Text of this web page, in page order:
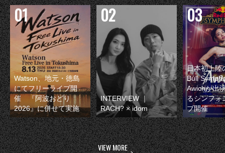
Watson、地元・徳島
にてフリーライブ開
催 『阿波おどり
2026』に併せて実施
INTERVIEW ｜
RACH? × idom
日本初上陸
Bull
Awichが出
るシンフォ
ブ開催
VIEW MORE